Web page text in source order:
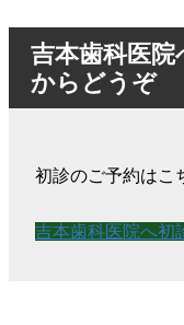
吉本歯科医
からどうぞ
初診のご予約はこ
吉本歯科医院へ初